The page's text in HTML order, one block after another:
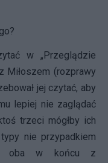
w „Przeglądzie
Miłoszem (rozprawy
jej czytać, aby
lepiej nie zaglądać
trzeci mógłby ich
nie przypadkiem
oba w końcu z